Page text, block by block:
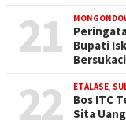
21
Bupati
22 ETALASE,
Bos ITC
Sita